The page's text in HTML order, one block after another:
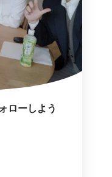
ローしよう